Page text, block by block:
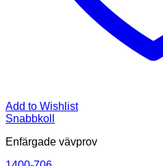
Add to Wishlist
Snabbkoll
Enfärgade vävprov